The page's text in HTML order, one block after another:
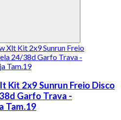
Kit 2x9 Sunrun Freio Disco
Garfo Trava -
Tam.19